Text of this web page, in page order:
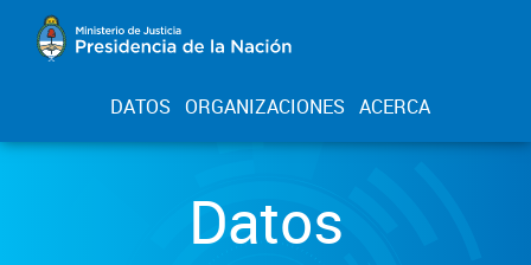
DATOS ORGANIZACIONES ACERCA
Datos